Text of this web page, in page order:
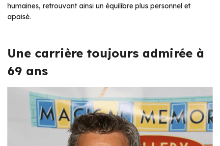
humaines, retrouvant ainsi un équilibre plus personnel et
apaisé.
Une carrière toujours admirée à
69 ans